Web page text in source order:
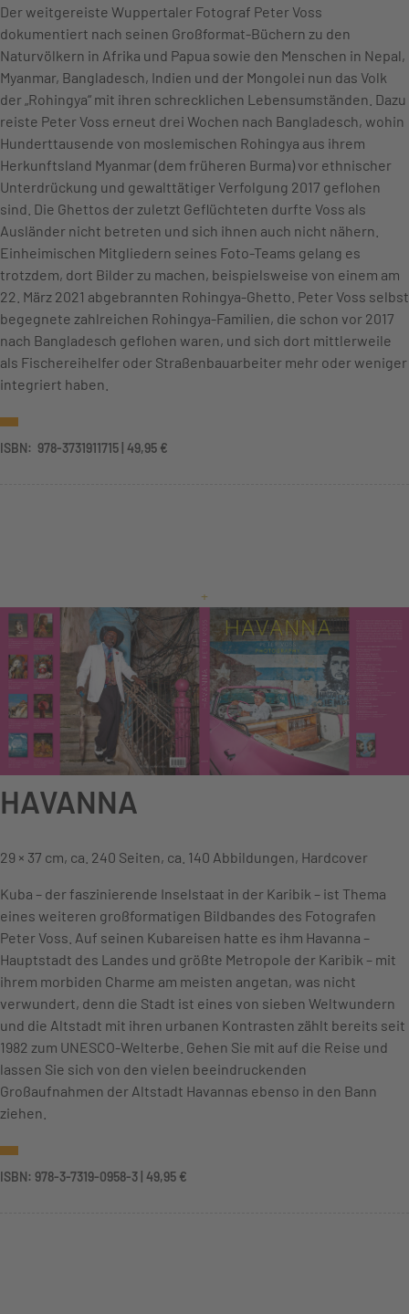
Der weitgereiste Wuppertaler Fotograf Peter Voss
dokumentiert nach seinen Großformat-Büchern zu den
Naturvölkern in Afrika und Papua sowie den Menschen in Nepal,
Myanmar, Bangladesch, Indien und der Mongolei nun das Volk
der „Rohingya“ mit ihren schrecklichen Lebensumständen. Dazu
reiste Peter Voss erneut drei Wochen nach Bangladesch, wohin
Hunderttausende von moslemischen Rohingya aus ihrem
Herkunftsland Myanmar (dem früheren Burma) vor ethnischer
Unterdrückung und gewalttätiger Verfolgung 2017 geflohen
sind. Die Ghettos der zuletzt Geflüchteten durfte Voss als
Ausländer nicht betreten und sich ihnen auch nicht nähern.
Einheimischen Mitgliedern seines Foto-Teams gelang es
trotzdem, dort Bilder zu machen, beispielsweise von einem am
22. März 2021 abgebrannten Rohingya-Ghetto. Peter Voss selbst
begegnete zahlreichen Rohingya-Familien, die schon vor 2017
nach Bangladesch geflohen waren, und sich dort mittlerweile
als Fischereihelfer oder Straßenbauarbeiter mehr oder weniger
integriert haben.
ISBN: ‎ 978-3731911715 | 49,95 €
+
HAVANNA
29 × 37 cm, ca. 240 Seiten, ca. 140 Abbildungen, Hardcover
Kuba – der faszinierende Inselstaat in der Karibik – ist Thema
eines weiteren großformatigen Bildbandes des Fotografen
Peter Voss. Auf seinen Kubareisen hatte es ihm Havanna –
Hauptstadt des Landes und größte Metropole der Karibik – mit
ihrem morbiden Charme am meisten angetan, was nicht
verwundert, denn die Stadt ist eines von sieben Weltwundern
und die Altstadt mit ihren urbanen Kontrasten zählt bereits seit
1982 zum UNESCO-Welterbe. Gehen Sie mit auf die Reise und
lassen Sie sich von den vielen beeindruckenden
Großaufnahmen der Altstadt Havannas ebenso in den Bann
ziehen.
ISBN: 978-3-7319-0958-3 | 49,95 €